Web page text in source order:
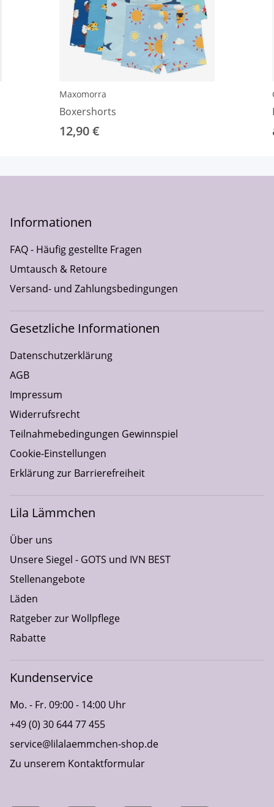
Maxomorra
Boxershorts
12,90 €
Informationen
FAQ - Häufig gestellte Fragen
Umtausch & Retoure
Versand- und Zahlungsbedingungen
Gesetzliche Informationen
Datenschutzerklärung
AGB
Impressum
Widerrufsrecht
Teilnahmebedingungen Gewinnspiel
Cookie-Einstellungen
Erklärung zur Barrierefreiheit
Lila Lämmchen
Über uns
Unsere Siegel - GOTS und IVN BEST
Stellenangebote
Läden
Ratgeber zur Wollpflege
Rabatte
Kundenservice
Mo. - Fr. 09:00 - 14:00 Uhr
+49 (0) 30 644 77 455
service@lilalaemmchen-shop.de
Zu unserem Kontaktformular